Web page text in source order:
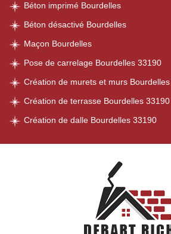
Béton imprimé Bourdelles
Béton désactivé Bourdelles
Maçon Bourdelles
Pose de carrelage Bourdelles 33190
Création de murets et murs
Création de terrasse Bourdelles 33190
Création de dalle Bourdelles 33190